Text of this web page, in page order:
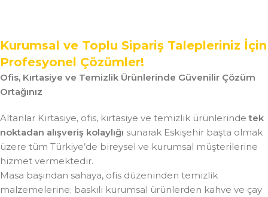
Kurumsal ve Toplu Sipariş Talepleriniz İçin
Profesyonel Çözümler!
Ofis, Kırtasiye ve Temizlik Ürünlerinde Güvenilir Çözüm
Ortağınız
Altanlar Kırtasiye, ofis, kırtasiye ve temizlik ürünlerindetek
noktadan alışveriş kolaylığı sunarak Eskişehir başta olmak
üzere tüm Türkiye’de bireysel ve kurumsal müşterilerine
hizmet vermektedir.
Masa başından sahaya, ofis düzeninden temizlik
malzemelerine; baskılı kurumsal ürünlerden kahve ve çay